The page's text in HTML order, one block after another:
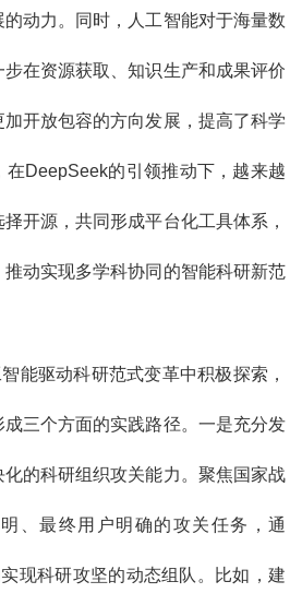
动力。同时，人工智能对于海量数
在资源获取、知识生产和成果评价
开放包容的方向发展，提高了科学
DeepSeek的引领推动下，越来越
开源，共同形成平台化工具体系，
动实现多学科协同的智能科研新范
驱动科研范式变革中积极探索，
三个方面的实践路径。一是充分发
的科研组织攻关能力。聚焦国家战
、最终用户明确的攻关任务，通
现科研攻坚的动态组队。比如，建